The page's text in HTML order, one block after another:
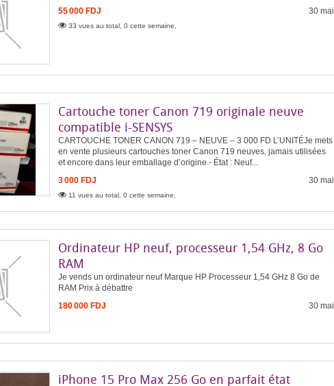
55 000 FDJ
30 mai
33 vues au total, 0 cette semaine,
Cartouche toner Canon 719 originale neuve
compatible i-SENSYS
CARTOUCHE TONER CANON 719 – NEUVE – 3 000 FD L’UNITÉJe mets
en vente plusieurs cartouches toner Canon 719 neuves, jamais utilisées
et encore dans leur emballage d’origine.- État : Neuf...
3 000 FDJ
30 mai
11 vues au total, 0 cette semaine,
Ordinateur HP neuf, processeur 1,54 GHz, 8 Go
RAM
Je vends un ordinateur neuf Marque HP Processeur 1,54 GHz 8 Go de
RAM Prix à débattre
180 000 FDJ
30 mai
iPhone 15 Pro Max 256 Go en parfait état